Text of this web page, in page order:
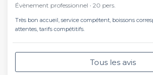
Évènement professionnel ∙ 20 pers.
Très bon accueil, service compétent, boissons
attentes, tarifs compétitifs.
Tous les avis